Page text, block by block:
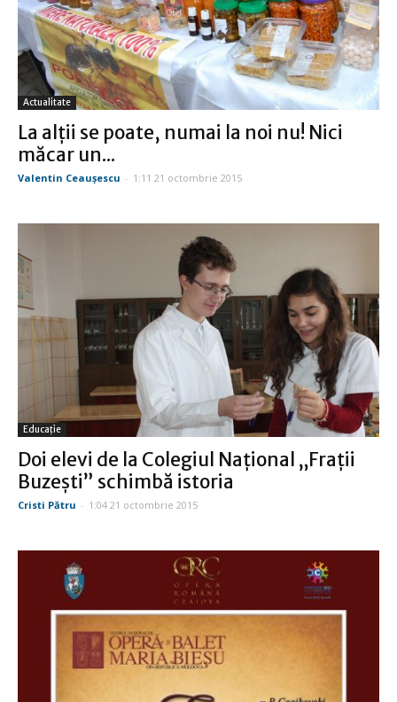
Actualitate
La alţii se poate, numai la noi nu! Nici
măcar un...
Valentin Ceauşescu - 1:11 21 octombrie 2015
Educație
Doi elevi de la Colegiul Naţional „Fraţii
Buzeşti” schimbă istoria
Cristi Pătru - 1:04 21 octombrie 2015